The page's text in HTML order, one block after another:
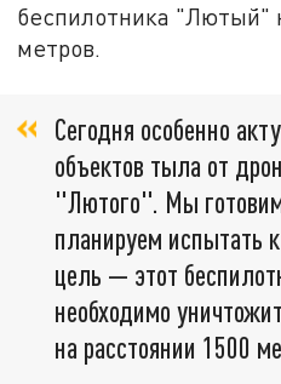
беспилотника "Лютый"
метров.
Сегодня особенно
объектов тыла от
"Лютого". Мы
планируем испытать
цель — этот
необходимо
на расстоянии 1500